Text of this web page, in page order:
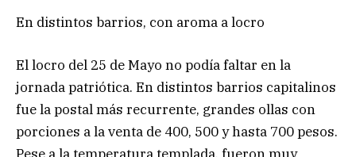
En distintos barrios, con aroma a locro
El locro del 25 de Mayo no podía faltar en la
jornada patriótica. En distintos barrios capitalinos
fue la postal más recurrente, grandes ollas con
porciones a la venta de 400, 500 y hasta 700 pesos.